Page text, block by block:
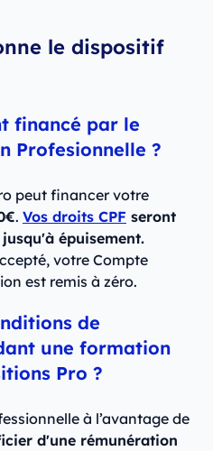
le dispositif
financé par le
Profesionnelle ?
peut financer votre
. Vos droits CPF seront
épuisement.
votre Compte
est remis à zéro.
de
une formation
Pro ?
à l’avantage de
d'une rémunération